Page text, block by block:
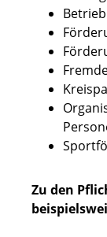
Zu den